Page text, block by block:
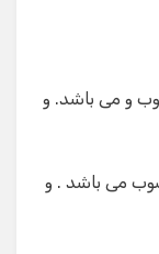
منصوب و می باشد. و
منصوب می باشد . و